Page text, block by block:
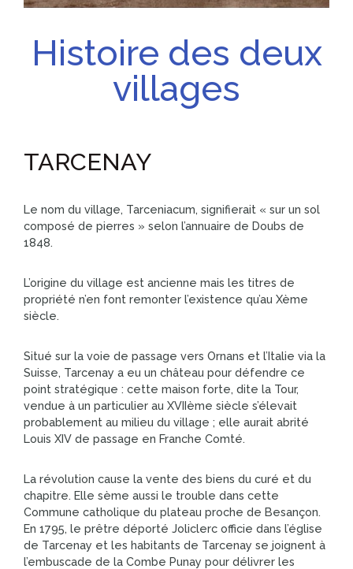
Histoire des deux
villages
TARCENAY
Le nom du village, Tarceniacum, signifierait « sur un sol
composé de pierres » selon l’annuaire de Doubs de
1848.
L’origine du village est ancienne mais les titres de
propriété n’en font remonter l’existence qu’au Xème
siècle.
Situé sur la voie de passage vers Ornans et l’Italie via la
Suisse, Tarcenay a eu un château pour défendre ce
point stratégique : cette maison forte, dite la Tour,
vendue à un particulier au XVIIème siècle s’élevait
probablement au milieu du village ; elle aurait abrité
Louis XIV de passage en Franche Comté.
La révolution cause la vente des biens du curé et du
chapitre. Elle sème aussi le trouble dans cette
Commune catholique du plateau proche de Besançon.
En 1795, le prêtre déporté Joliclerc officie dans l’église
de Tarcenay et les habitants de Tarcenay se joignent à
l’embuscade de la Combe Punay pour délivrer les